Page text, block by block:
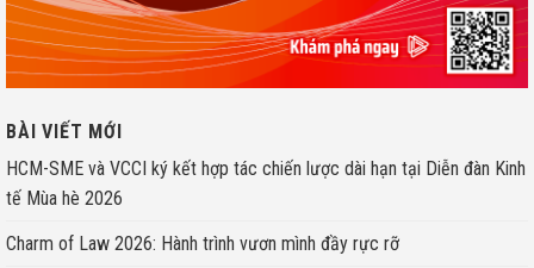
BÀI VIẾT MỚI
HCM-SME và VCCI ký kết hợp tác chiến lược dài hạn tại Diễn đàn Kinh
tế Mùa hè 2026
Charm of Law 2026: Hành trình vươn mình đầy rực rỡ